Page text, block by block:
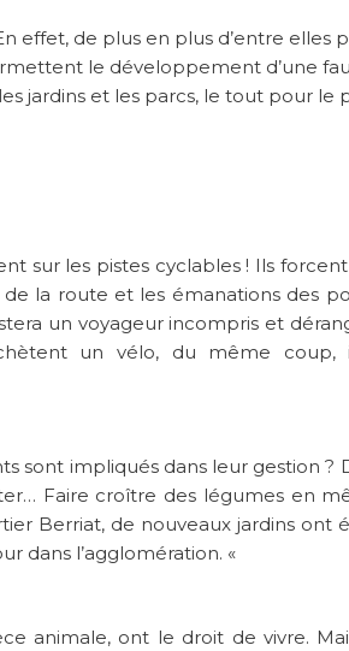
effet, de plus en plus d’entre elles
le développement d’une
jardins et les parcs, le tout pour le
sur les pistes cyclables ! Ils
la route et les émanations des
un voyageur incompris et
un vélo, du même
sont impliqués dans leur gestion
Faire croître des légumes en
Berriat, de nouveaux jardins ont
dans l’agglomération. «
animale, ont le droit de vivre.